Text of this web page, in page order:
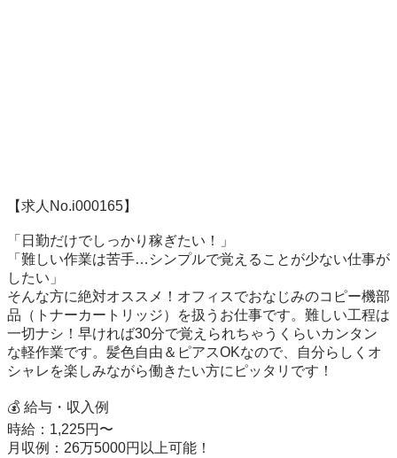
【求人No.i000165】
「日勤だけでしっかり稼ぎたい！」
「難しい作業は苦手…シンプルで覚えることが少ない仕事が
したい」
そんな方に絶対オススメ！オフィスでおなじみのコピー機部
品（トナーカートリッジ）を扱うお仕事です。難しい工程は
一切ナシ！早ければ30分で覚えられちゃうくらいカンタン
な軽作業です。髪色自由＆ピアスOKなので、自分らしくオ
シャレを楽しみながら働きたい方にピッタリです！
💰 給与・収入例
時給：1,225円〜
月収例：26万5000円以上可能！